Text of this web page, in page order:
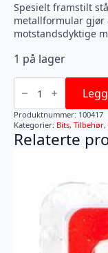
Spesielt framstilt
metallformular gjør
motstandsdyktige
1 på lager
BITS
SHOCKWAVE
TX25X50MM
CD
10P
antall
Produktnummer: 100417
Kategorier: Bits, Tilbehør,
Relaterte